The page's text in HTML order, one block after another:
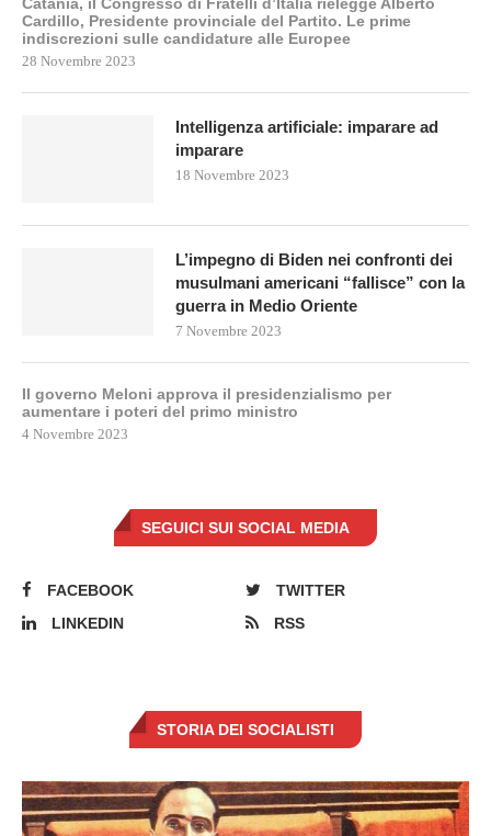
Cardillo, Presidente provinciale del Partito. Le prime
indiscrezioni sulle candidature alle Europee
28 Novembre 2023
Intelligenza artificiale: imparare ad
imparare
18 Novembre 2023
L’impegno di Biden nei confronti dei
musulmani americani “fallisce” con la
guerra in Medio Oriente
7 Novembre 2023
Il governo Meloni approva il presidenzialismo per
aumentare i poteri del primo ministro
4 Novembre 2023
SEGUICI SUI SOCIAL MEDIA
FACEBOOK
TWITTER
LINKEDIN
RSS
STORIA DEI SOCIALISTI